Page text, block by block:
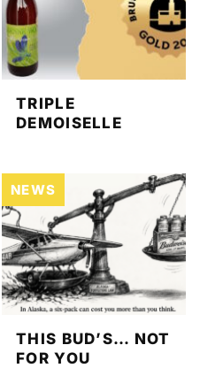
TRIPLE
DEMOISELLE
NEWS
THIS BUD’S… NOT
FOR YOU